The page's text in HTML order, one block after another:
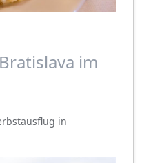
im
in